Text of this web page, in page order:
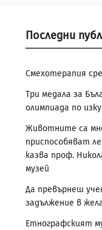
Последни
Смехотерапия
Три медала за
олимпиада по
Животните са
приспособяват
казва проф.
музей
Да превърнеш
задължение в
Етнографският